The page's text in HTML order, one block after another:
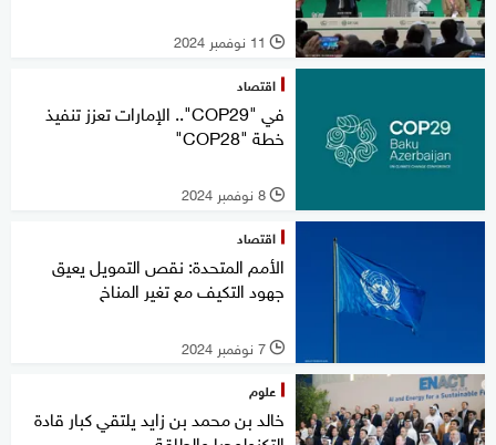
l 11 نوفمبر 2024
اقتصاد
في "COP29".. الإمارات تعزز تنفيذ
خطة "COP28"
l 8 نوفمبر 2024
اقتصاد
الأمم المتحدة: نقص التمويل يعيق
جهود التكيف مع تغير المناخ
l 7 نوفمبر 2024
علوم
خالد بن محمد بن زايد يلتقي كبار قادة